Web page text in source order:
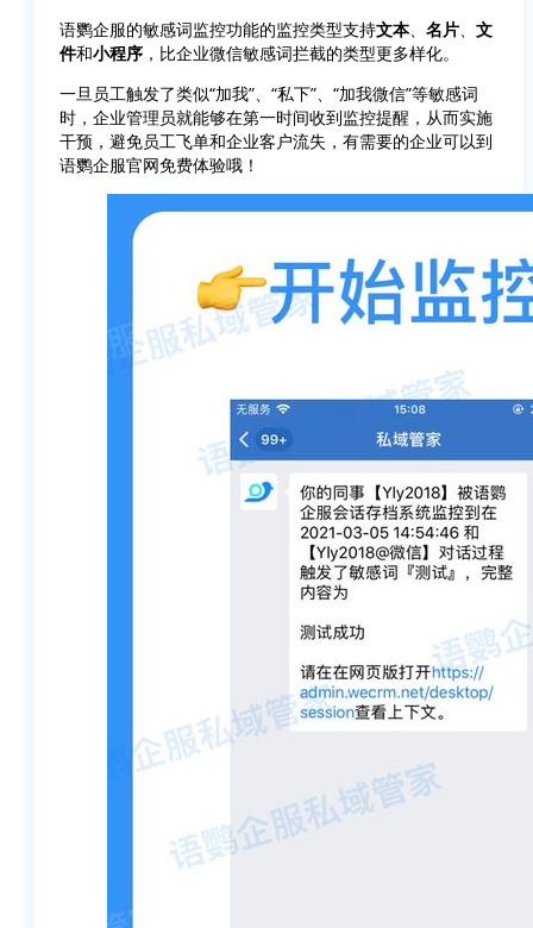
语鹦企服的敏感词监控功能的监控类型支持文本、 名片、 文
件和小程序 ，比企业微信敏感词拦截的类型更多样化。
一旦员工触发了类似“加我”、“私下”、“加我微信”等敏感词
时，企业管理员就能够在第一时间收到监控提醒，从而实施
干预，避免员工飞单和企业客户流失，有需要的企业可以到
语鹦企服官网免费体验哦！